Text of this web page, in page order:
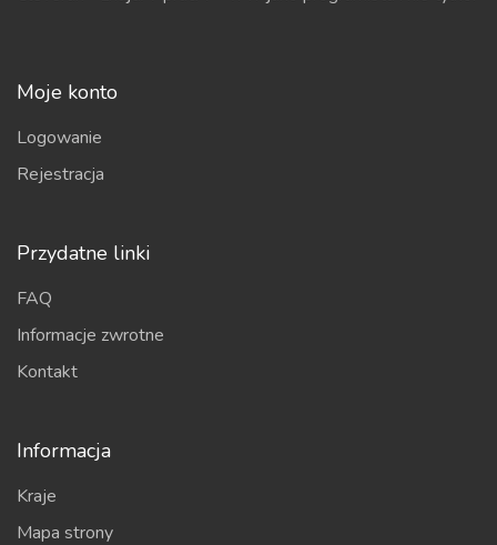
Moje konto
Logowanie
Rejestracja
Przydatne linki
FAQ
Informacje zwrotne
Kontakt
Informacja
Kraje
Mapa strony